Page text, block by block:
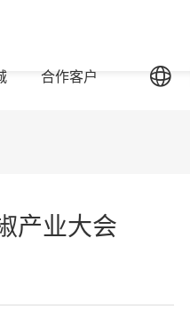
合作客户
产业大会